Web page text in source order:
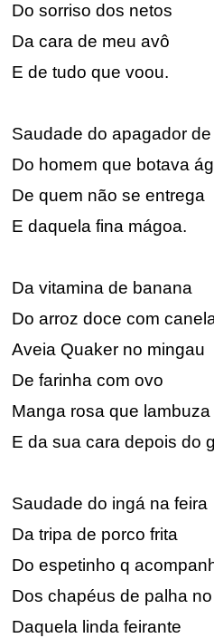
Do sorriso dos netos
Da cara de meu avô
E de tudo que voou.
Saudade do apagador
Do homem que botava
De quem não se entrega
E daquela fina mágoa.
Da vitamina de banana
Do arroz doce com
Aveia Quaker no mingau
De farinha com ovo
Manga rosa que lambuza
E da sua cara depois do
Saudade do ingá na feira
Da tripa de porco frita
Do espetinho q
Dos chapéus de palha
Daquela linda feirante